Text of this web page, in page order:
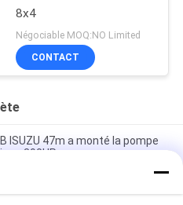
8x4
Négociable MOQ:NO Limited
CONTACT
ISUZU 47m a monté la pompe
390HP
concrète avec le circuit
Rexroth